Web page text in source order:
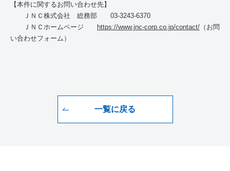
【本件に関するお問い合わせ先】
ＪＮＣ株式会社 総務部 03-3243-6370
ＪＮＣホームページ
https://www.jnc-corp.co.jp/contact/ （お問
い合わせフォーム）
一覧に戻る